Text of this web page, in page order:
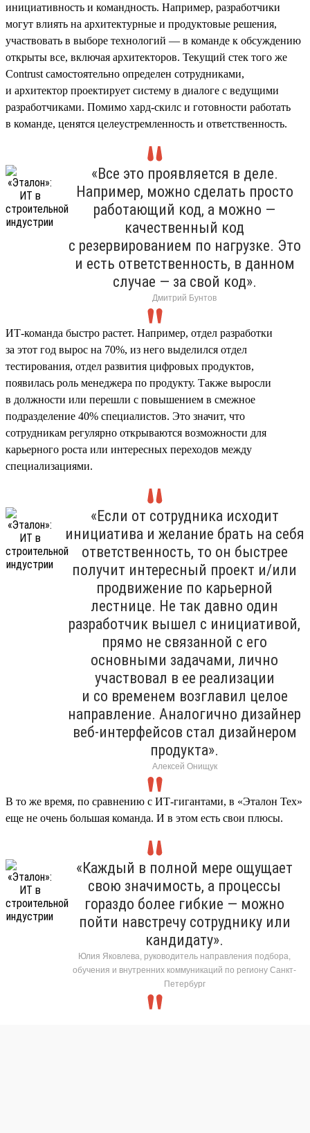
инициативность и командность. Например, разработчики
могут влиять на архитектурные и продуктовые решения,
участвовать в выборе технологий — в команде к обсуждению
открыты все, включая архитекторов. Текущий стек того же
Contrust самостоятельно определен сотрудниками,
и архитектор проектирует систему в диалоге с ведущими
разработчиками. Помимо хард-скилс и готовности работать
в команде, ценятся целеустремленность и ответственность.
«Все это проявляется в деле.
Например, можно сделать просто
работающий код, а можно —
качественный код
с резервированием по нагрузке. Это
и есть ответственность, в данном
случае — за свой код».
Дмитрий Бунтов
ИТ-команда быстро растет. Например, отдел разработки
за этот год вырос на 70%, из него выделился отдел
тестирования, отдел развития цифровых продуктов,
появилась роль менеджера по продукту. Также выросли
в должности или перешли с повышением в смежное
подразделение 40% специалистов. Это значит, что
сотрудникам регулярно открываются возможности для
карьерного роста или интересных переходов между
специализациями.
«Если от сотрудника исходит
инициатива и желание брать на себя
ответственность, то он быстрее
получит интересный проект и/или
продвижение по карьерной
лестнице. Не так давно один
разработчик вышел с инициативой,
прямо не связанной с его
основными задачами, лично
участвовал в ее реализации
и со временем возглавил целое
направление. Аналогично дизайнер
веб-интерфейсов стал дизайнером
продукта».
Алексей Онищук
В то же время, по сравнению с ИТ-гигантами, в «Эталон Тех»
еще не очень большая команда. И в этом есть свои плюсы.
«Каждый в полной мере ощущает
свою значимость, а процессы
гораздо более гибкие — можно
пойти навстречу сотруднику или
кандидату».
Юлия Яковлева, руководитель направления подбора,
обучения и внутренних коммуникаций по региону Санкт-
Петербург